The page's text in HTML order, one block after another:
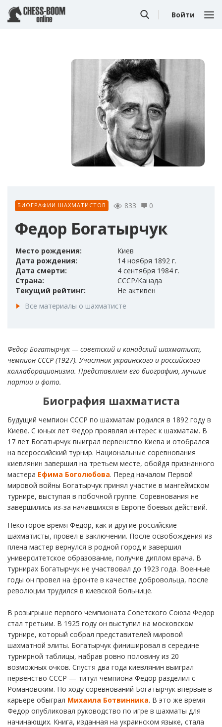
Войти
БИОГРАФИИ ШАХМАТИСТОВ 833 0
Федор Богатырчук
Место рождения:
Киев
Дата рождения:
14 ноября 1892 г.
Дата смерти:
4 сентября 1984 г.
Страна:
СССР/Канада
Текущий рейтинг:
Не активен
Все материалы о шахматисте
Федор Богатырчук — советский и канадский шахматист,
чемпион СССР (1927). Участник украинского и российского
коллаборационизма. Представляем его биографию, лучшие
партии и фото.
Биография шахматиста
Будущий чемпион СССР по шахматам родился в 1892 году в
Киеве. С юных лет Федор проявлял интерес к шахматам. В
17 лет Богатырчук выиграл первенство Киева и отобрался
на всероссийский турнир. Национальные соревнования
киевлянин завершил на третьем месте, обойдя признанного
мастера Ефима Боголюбова. Перед началом Первой
мировой войны Богатырчук принял участие в мангеймском
турнире, выступая в побочной группе. Соревнования не
завершились из-за начавшихся в Европе боевых действий.
Некоторое время Федор, как и другие российские
шахматисты, провел в заключении. После освобождения из
плена мастер вернулся в родной город и завершил
университетское образование, получив диплом врача. В
турнирах Богатырчук не участвовал до 1923 года. Военные
годы он провел на фронте в качестве добровольца, после
революции трудился в киевской больнице.
В розыгрыше первого чемпионата Советского Союза Федор
стал третьим. В 1925 году он выступил на московском
турнире, который собрал представителей мировой
шахматной элиты. Богатырчук финишировал в середине
турнирной таблицы, набрав ровно половину из 20
возможных очков. Спустя два года киевлянин выиграл
первенство СССР — титул чемпиона Федор разделил с
Романовским. По ходу соревнований Богатырчук впервые в
карьере обыграл Михаила Ботвинника. В это же время
Федор опубликовал руководство по игре в шахматы для
начинающих. Книга, изданная на украинском языке, стала